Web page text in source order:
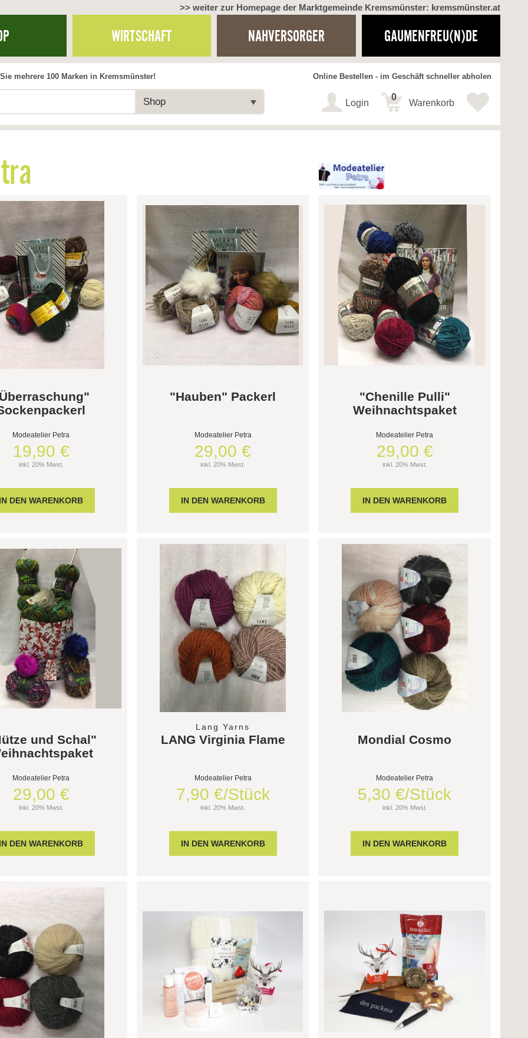
>> weiter zur Homepage der Marktgemeinde Kremsmünster: kremsmünster.at
WIRTSCHAFT NAHVERSORGER GAUMENFREU(N)DE
Shop
mehrere 100 Marken in Kremsmünster! Online Bestellen - im Geschäft schneller abholen
Login Warenkorb
0
Modeatelier Petra
19,90 €
inkl. 20% Mwst.
"Hauben" Packerl
Modeatelier Petra
29,00 €
inkl. 20% Mwst.
"Chenille Pulli"
Weihnachtspaket
Modeatelier Petra
29,00 €
inkl. 20% Mwst.
und Schal"
Modeatelier Petra
29,00 €
inkl. 20% Mwst.
Lang Yarns
LANG Virginia Flame
Modeatelier Petra
7,90 €/Stück
inkl. 20% Mwst.
Mondial Cosmo
Modeatelier Petra
5,30 €/Stück
inkl. 20% Mwst.